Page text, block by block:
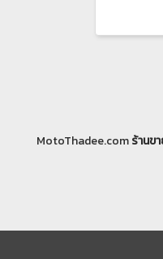
MotoThadee.comร้านข